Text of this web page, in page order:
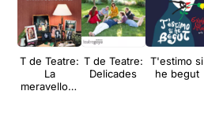
T de Teatre:
La
meravellosa
T de Teatre:
Delicades
T'estimo si
he begut